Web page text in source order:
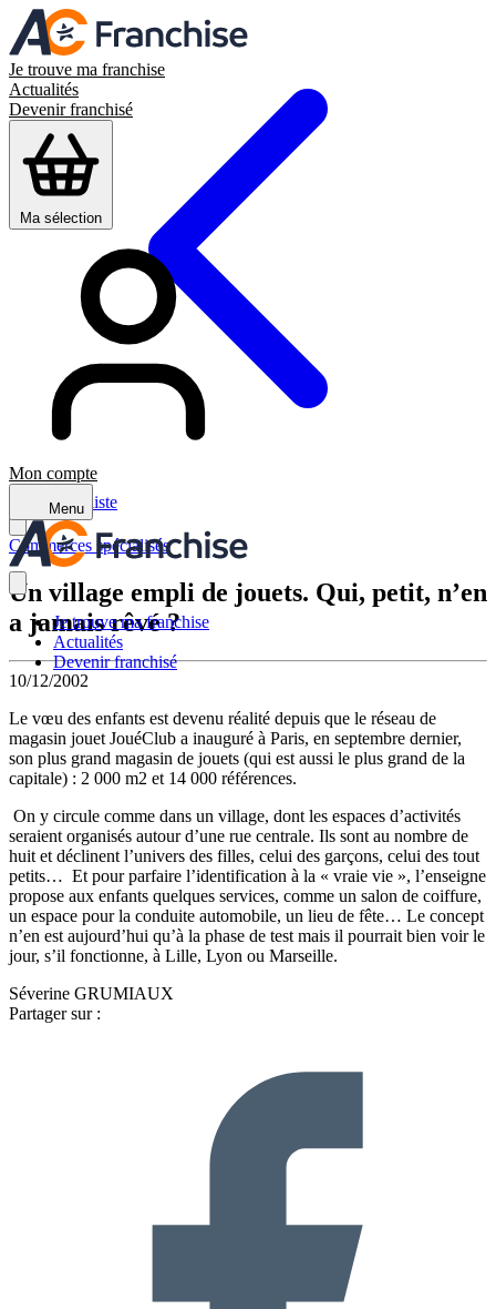
Je trouve ma franchise
Actualités
Devenir franchisé
Ma sélection
Mon compte
Menu
Je trouve ma franchise
Actualités
Devenir franchisé
Retour à la liste
Commerces spécialisés
Un village empli de jouets. Qui, petit, n’en
a jamais rêvé ?
10/12/2002
Le vœu des enfants est devenu réalité depuis que le réseau de
magasin jouet JouéClub a inauguré à Paris, en septembre dernier,
son plus grand magasin de jouets (qui est aussi le plus grand de la
capitale) : 2 000 m2 et 14 000 références.
On y circule comme dans un village, dont les espaces d’activités
seraient organisés autour d’une rue centrale. Ils sont au nombre de
huit et déclinent l’univers des filles, celui des garçons, celui des tout
petits… Et pour parfaire l’identification à la « vraie vie », l’enseigne
propose aux enfants quelques services, comme un salon de coiffure,
un espace pour la conduite automobile, un lieu de fête… Le concept
n’en est aujourd’hui qu’à la phase de test mais il pourrait bien voir le
jour, s’il fonctionne, à Lille, Lyon ou Marseille.
Séverine GRUMIAUX
Partager sur :